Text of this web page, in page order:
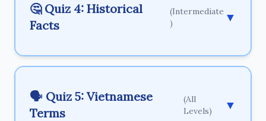
🤔 Quiz 4: Historical
Facts
(Intermediate
)
▼
🗣️ Quiz 5: Vietnamese
Terms
(All
Levels)
▼